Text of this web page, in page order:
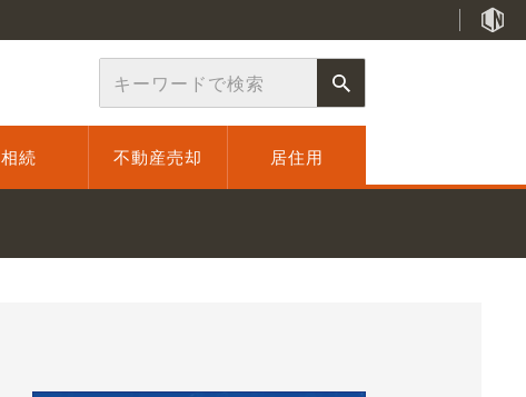
相続 不動産売却 居住用